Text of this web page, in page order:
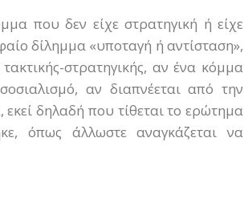
που δεν είχε στρατηγική ή είχε
δίλημμα «υποταγή ή αντίσταση»,
στρατηγικής, αν ένα κόμμα
αν διαπνέεται από την
δηλαδή που τίθεται το ερώτημα
όπως άλλωστε αναγκάζεται να